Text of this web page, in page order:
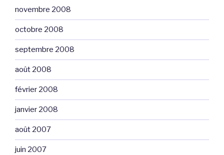
novembre 2008
octobre 2008
septembre 2008
août 2008
février 2008
janvier 2008
août 2007
juin 2007